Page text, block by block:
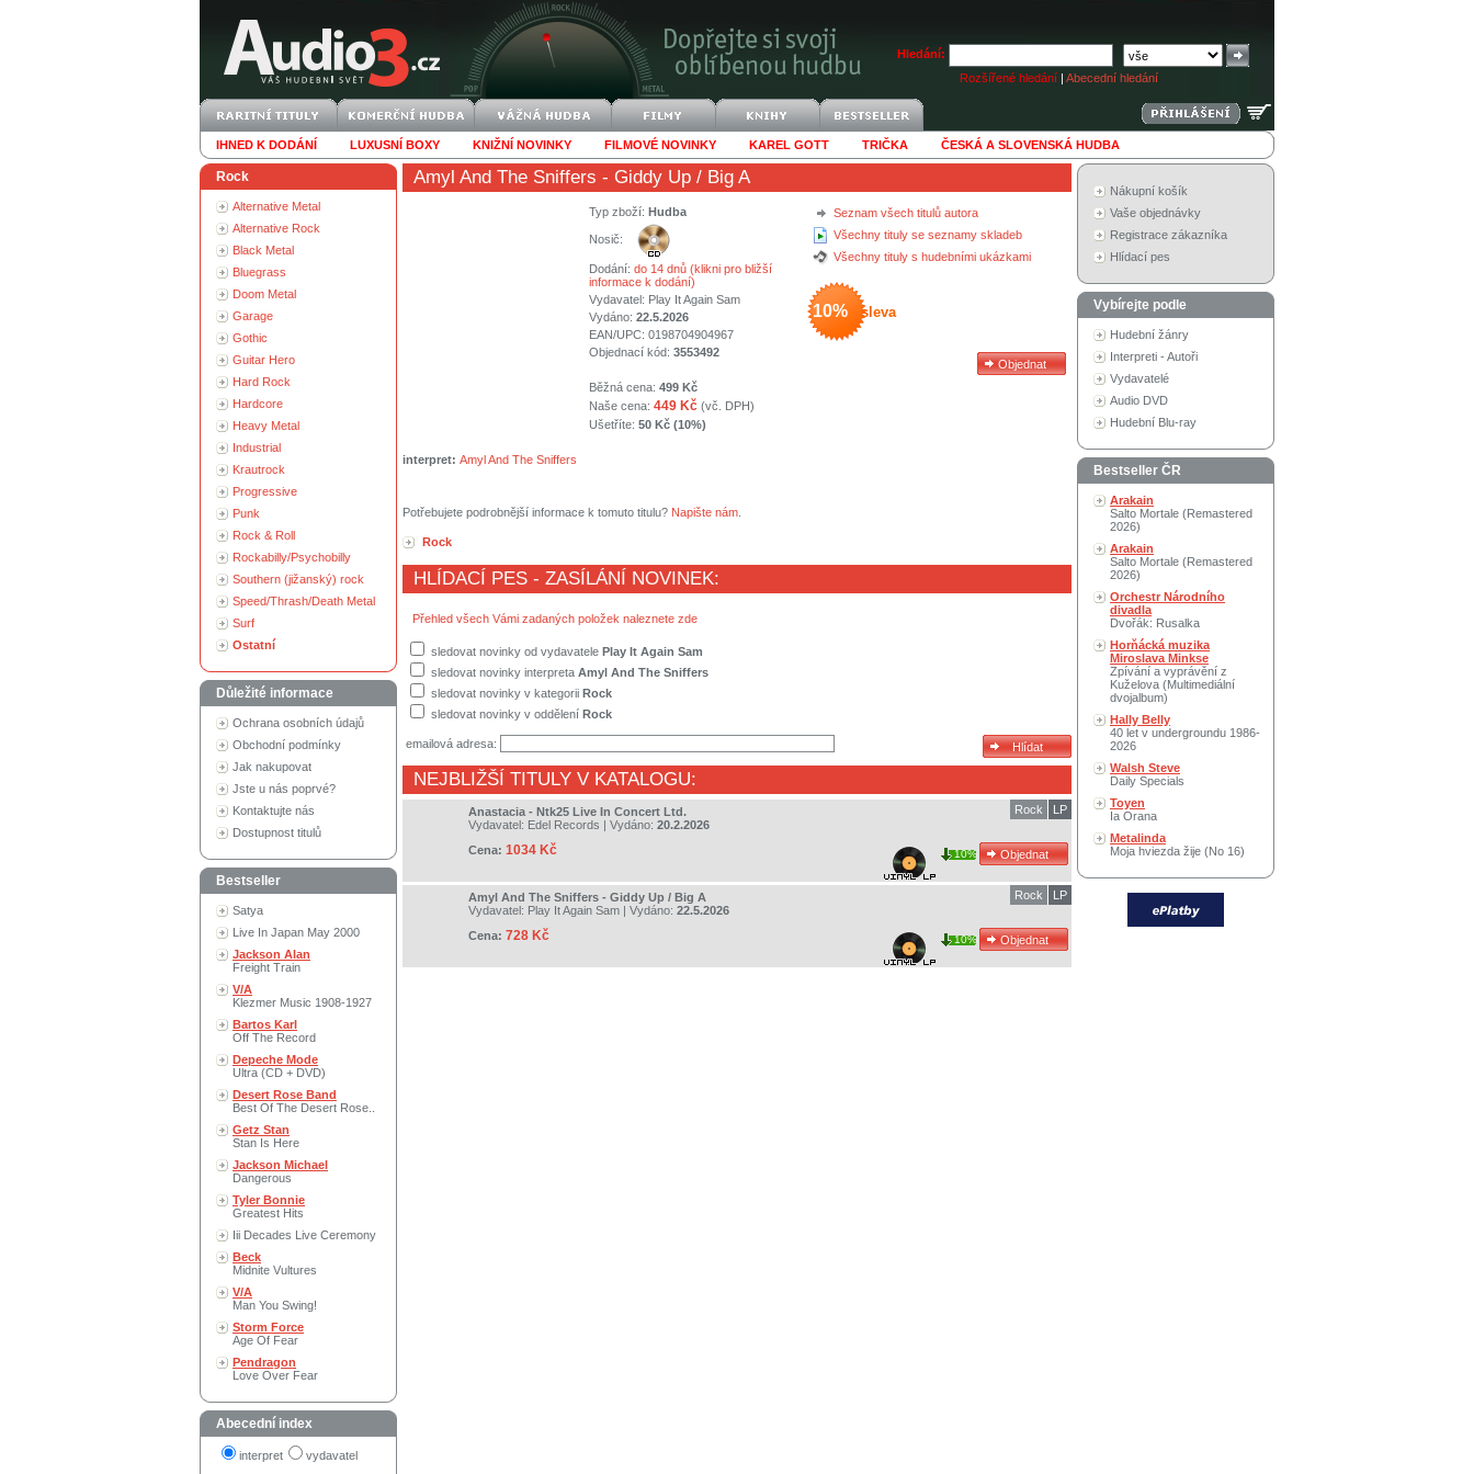
Hledání:
Rozšířené hledání | Abecední hledání
IHNED K DODÁNÍ LUXUSNÍ BOXY KNIŽNÍ NOVINKY FILMOVÉ NOVINKY KAREL GOTT TRIČKA ČESKÁ A SLOVENSKÁ HUDBA
Rock
Alternative Metal
Alternative Rock
Black Metal
Bluegrass
Doom Metal
Garage
Gothic
Guitar Hero
Hard Rock
Hardcore
Heavy Metal
Industrial
Krautrock
Progressive
Punk
Rock & Roll
Rockabilly/Psychobilly
Southern (jižanský) rock
Speed/Thrash/Death Metal
Surf
Ostatní
Důležité informace
Ochrana osobních údajů
Obchodní podmínky
Jak nakupovat
Jste u nás poprvé?
Kontaktujte nás
Dostupnost titulů
Bestseller
Satya
Live In Japan May 2000
Jackson Alan
Freight Train
V/A
Klezmer Music 1908-1927
Bartos Karl
Off The Record
Depeche Mode
Ultra (CD + DVD)
Desert Rose Band
Best Of The Desert Rose..
Getz Stan
Stan Is Here
Jackson Michael
Dangerous
Tyler Bonnie
Greatest Hits
Iii Decades Live Ceremony
Beck
Midnite Vultures
V/A
Man You Swing!
Storm Force
Age Of Fear
Pendragon
Love Over Fear
Abecední index
interpret vydavatel
Amyl And The Sniffers - Giddy Up / Big A
Seznam všech titulů autora
Všechny tituly se seznamy skladeb
Všechny tituly s hudebními ukázkami
10% sleva
Typ zboží: Hudba
Nosič:
Dodání: do 14 dnů (klikni pro bližší
informace k dodání)
Vydavatel: Play It Again Sam
Vydáno: 22.5.2026
EAN/UPC: 0198704904967
Objednací kód: 3553492
Běžná cena: 499 Kč
Naše cena: 449 Kč (vč. DPH)
Ušetříte: 50 Kč (10%)
interpret: Amyl And The Sniffers
Potřebujete podrobnější informace k tomuto titulu? Napište nám
Rock
HLÍDACÍ PES - ZASÍLÁNÍ NOVINEK:
Přehled všech Vámi zadaných položek naleznete zde
sledovat novinky od vydavatele Play It Again Sam
sledovat novinky interpreta Amyl And The Sniffers
sledovat novinky v kategorii Rock
sledovat novinky v oddělení Rock
emailová adresa:
NEJBLIŽŠÍ TITULY V KATALOGU:
Anastacia - Ntk25 Live In Concert Ltd.
Vydavatel: Edel Records | Vydáno: 20.2.2026
Cena: 1034 Kč
LP
Rock
10%
Amyl And The Sniffers - Giddy Up / Big A
Vydavatel: Play It Again Sam | Vydáno: 22.5.2026
Cena: 728 Kč
LP
Rock
10%
Nákupní košík
Vaše objednávky
Registrace zákazníka
Hlídací pes
Vybírejte podle
Hudební žánry
Interpreti - Autoři
Vydavatelé
Audio DVD
Hudební Blu-ray
Bestseller ČR
Arakain
Salto Mortale (Remastered
2026)
Arakain
Salto Mortale (Remastered
2026)
Orchestr Národního
divadla
Dvořák: Rusalka
Horňácká muzika
Miroslava Minkse
Zpívání a vyprávění z
Kuželova (Multimediální
dvojalbum)
Hally Belly
40 let v undergroundu 1986-
2026
Walsh Steve
Daily Specials
Toyen
Ia Orana
Metalinda
Moja hviezda žije (No 16)